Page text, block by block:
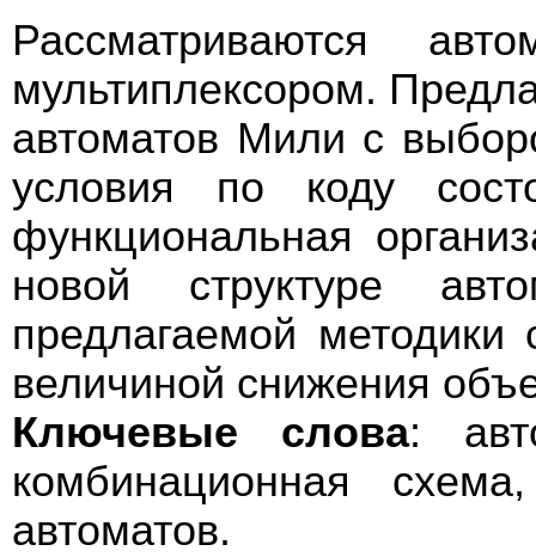
Рассматриваются
мультиплексором.
автоматов Мили с
условия по коду
функциональная
новой структуре
предлагаемой методики
величиной снижения
Ключевые слова:
комбинационная
автоматов.